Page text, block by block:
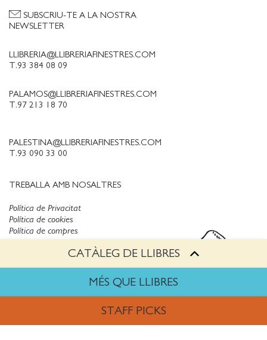
CATÀLEG DE LLIBRES
MÉS QUE LLIBRES
STAFF PICKS
LLIBRERIA@LLIBRERIAFINESTRES.COM
T.93 384 08 09
PALAMOS@LLIBRERIAFINESTRES.COM
T.97 213 18 70
PALESTINA@LLIBRERIAFINESTRES.COM
T.93 090 33 00
TREBALLA AMB NOSALTRES
SUBSCRIU-TE A LA NOSTRA
NEWSLETTER
Política de Privacitat
Política de cookies
Avís legal
Política de compres
Copyright © Finestres